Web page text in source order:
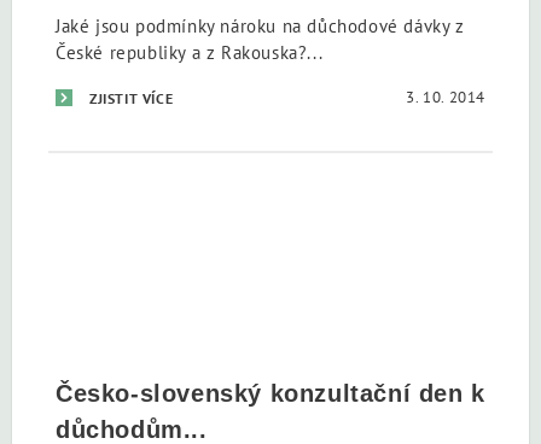
Jaké jsou podmínky nároku na důchodové dávky z
České republiky a z Rakouska?...
ZJISTIT VÍCE 3. 10. 2014
Česko-slovenský konzultační den k
důchodům...